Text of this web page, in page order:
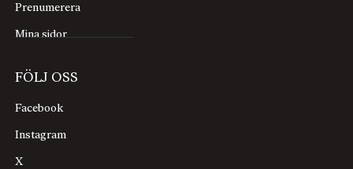
Prenumerera
Mina sidor
FÖLJ OSS
Facebook
Instagram
X